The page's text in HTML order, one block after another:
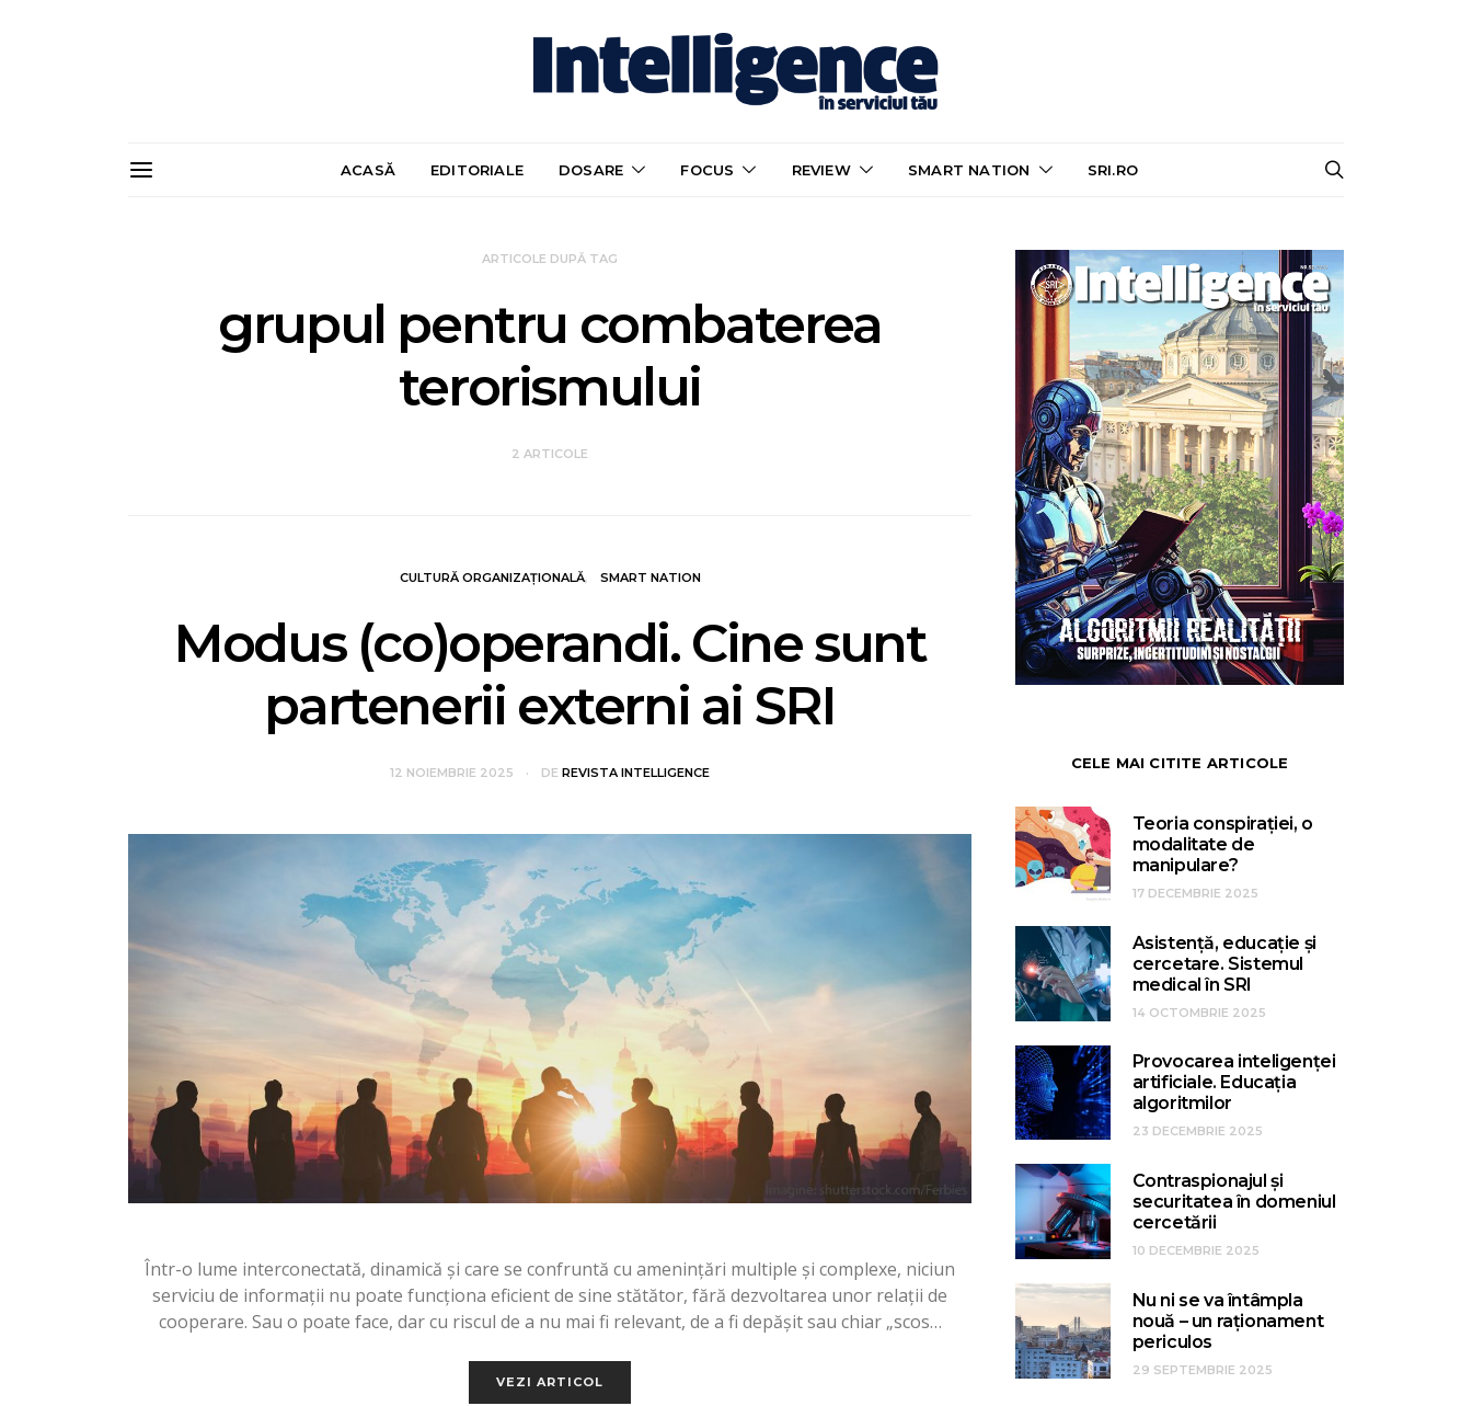
ACASĂ EDITORIALE DOSARE FOCUS REVIEW SMART NATION SRI.RO
ARTICOLE DUPĂ TAG
grupul pentru combaterea
terorismului
2 ARTICOLE
CULTURĂ ORGANIZAȚIONALĂ SMART NATION
Modus (co)operandi. Cine sunt
partenerii externi ai SRI
12 NOIEMBRIE 2025 DE REVISTA INTELLIGENCE
Într-o lume interconectată, dinamică și care se confruntă cu amenințări multiple și complexe, niciun
serviciu de informații nu poate funcționa eficient de sine stătător, fără dezvoltarea unor relații de
cooperare. Sau o poate face, dar cu riscul de a nu mai fi relevant, de a fi depășit sau chiar „scos…
VEZI ARTICOL
CELE MAI CITITE ARTICOLE
Teoria conspirației, o
modalitate de
manipulare?
17 DECEMBRIE 2025
Asistență, educație și
cercetare. Sistemul
medical în SRI
14 OCTOMBRIE 2025
Provocarea inteligenței
artificiale. Educația
algoritmilor
23 DECEMBRIE 2025
Contraspionajul și
securitatea în domeniul
cercetării
10 DECEMBRIE 2025
Nu ni se va întâmpla
nouă – un raționament
periculos
29 SEPTEMBRIE 2025